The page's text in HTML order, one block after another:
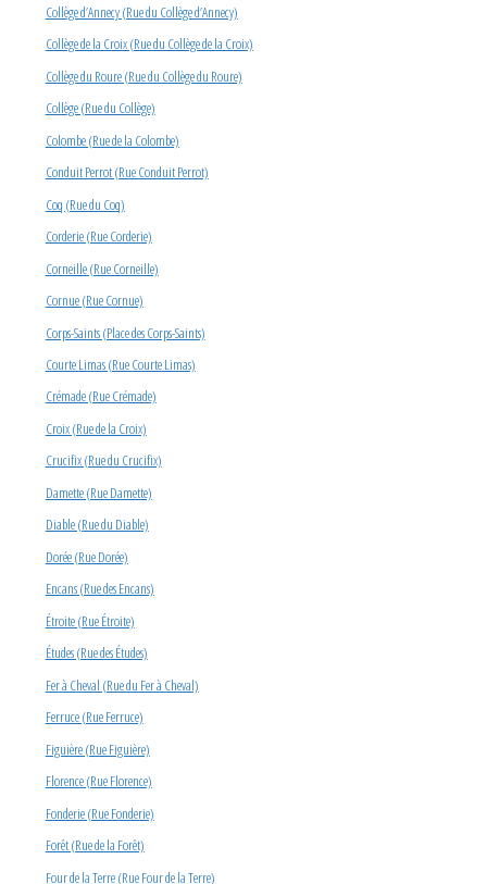
Collège d’Annecy (Rue du Collège d’Annecy)
Collège de la Croix (Rue du Collège de la Croix)
Collège du Roure (Rue du Collège du Roure)
Collège (Rue du Collège)
Colombe (Rue de la Colombe)
Conduit Perrot (Rue Conduit Perrot)
Coq (Rue du Coq)
Corderie (Rue Corderie)
Corneille (Rue Corneille)
Cornue (Rue Cornue)
Corps-Saints (Place des Corps-Saints)
Courte Limas (Rue Courte Limas)
Crémade (Rue Crémade)
Croix (Rue de la Croix)
Crucifix (Rue du Crucifix)
Damette (Rue Damette)
Diable (Rue du Diable)
Dorée (Rue Dorée)
Encans (Rue des Encans)
Étroite (Rue Étroite)
Études (Rue des Études)
Fer à Cheval (Rue du Fer à Cheval)
Ferruce (Rue Ferruce)
Figuière (Rue Figuière)
Florence (Rue Florence)
Fonderie (Rue Fonderie)
Forêt (Rue de la Forêt)
Four de la Terre (Rue Four de la Terre)